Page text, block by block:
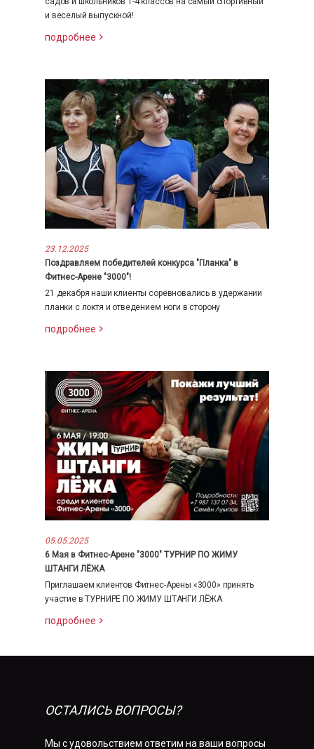
и веселый выпускной!
подробнее
23.12.2025
Поздравляем победителей конкурса "Планка" в
Фитнес-Арене "3000"!
21 декабря наши клиенты соревновались в удержании
планки с локтя и отведением ноги в сторону
подробнее
05.05.2025
6 Мая в Фитнес-Арене "3000" ТУРНИР ПО ЖИМУ
ШТАНГИ ЛЁЖА
Приглашаем клиентов Фитнес-Арены «3000» принять
участие в ТУРНИРЕ ПО ЖИМУ ШТАНГИ ЛЁЖА
подробнее
ОСТАЛИСЬ ВОПРОСЫ?
Мы с удовольствием ответим на ваши вопросы